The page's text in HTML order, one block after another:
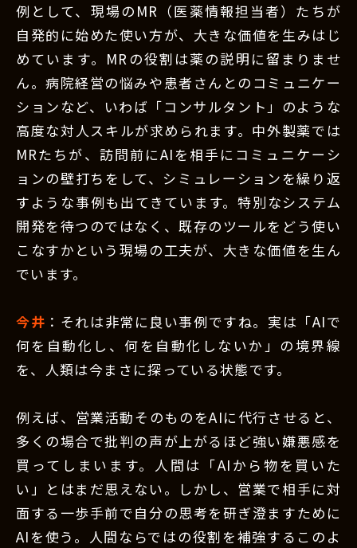
例として、現場のMR（医薬情報担当者）たちが
自発的に始めた使い方が、大きな価値を生みはじ
めています。MRの役割は薬の説明に留まりませ
ん。病院経営の悩みや患者さんとのコミュニケー
ションなど、いわば「コンサルタント」のような
高度な対人スキルが求められます。中外製薬では
MRたちが、訪問前にAIを相手にコミュニケーシ
ョンの壁打ちをして、シミュレーションを繰り返
すような事例も出てきています。特別なシステム
開発を待つのではなく、既存のツールをどう使い
こなすかという現場の工夫が、大きな価値を生ん
でいます。
今井 ：それは非常に良い事例ですね。実は「AIで
何を自動化し、何を自動化しないか」の境界線
を、人類は今まさに探っている状態です。
例えば、営業活動そのものをAIに代行させると、
多くの場合で批判の声が上がるほど強い嫌悪感を
買ってしまいます。人間は「AIから物を買いた
い」とはまだ思えない。しかし、営業で相手に対
面する一歩手前で自分の思考を研ぎ澄ますために
AIを使う。人間ならではの役割を補強するこのよ